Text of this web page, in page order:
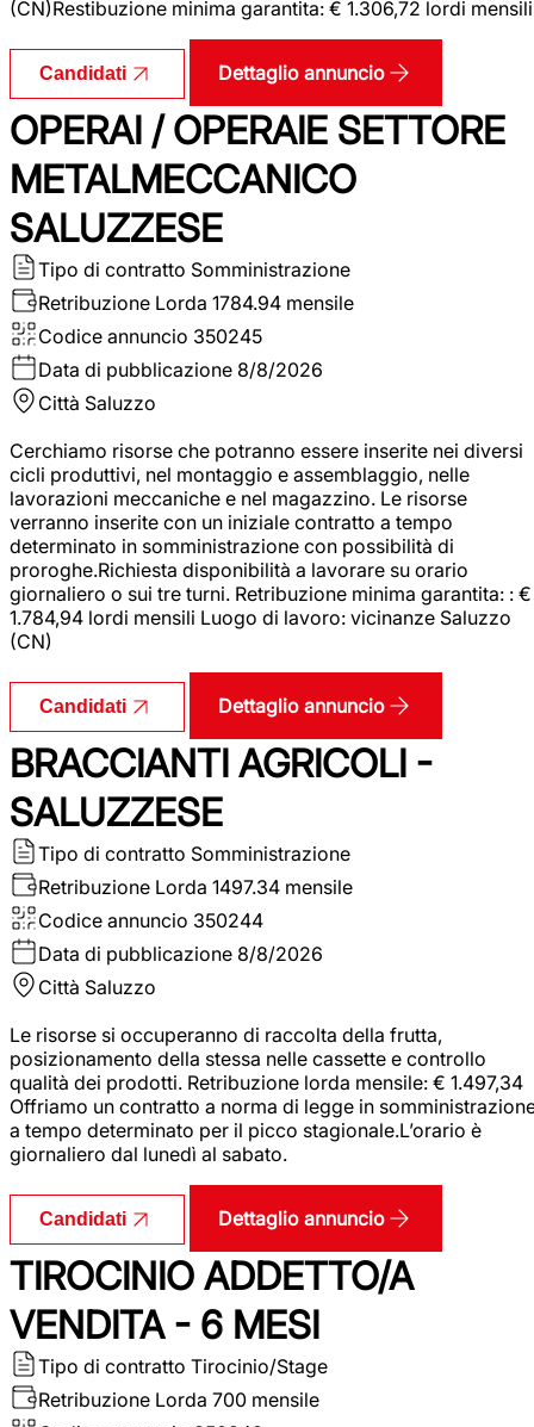
(CN)Restibuzione minima garantita: € 1.306,72 lordi mensili
Candidati Dettaglio annuncio
OPERAI / OPERAIE SETTORE
METALMECCANICO
SALUZZESE
Tipo di contratto Somministrazione
Retribuzione Lorda 1784.94 mensile
Codice annuncio 350245
Data di pubblicazione 8/8/2026
Città Saluzzo
Cerchiamo risorse che potranno essere inserite nei diversi
cicli produttivi, nel montaggio e assemblaggio, nelle
lavorazioni meccaniche e nel magazzino. Le risorse
verranno inserite con un iniziale contratto a tempo
determinato in somministrazione con possibilità di
proroghe.Richiesta disponibilità a lavorare su orario
giornaliero o sui tre turni. Retribuzione minima garantita: : €
1.784,94 lordi mensili Luogo di lavoro: vicinanze Saluzzo
(CN)
Candidati Dettaglio annuncio
BRACCIANTI AGRICOLI -
SALUZZESE
Tipo di contratto Somministrazione
Retribuzione Lorda 1497.34 mensile
Codice annuncio 350244
Data di pubblicazione 8/8/2026
Città Saluzzo
Le risorse si occuperanno di raccolta della frutta,
posizionamento della stessa nelle cassette e controllo
qualità dei prodotti. Retribuzione lorda mensile: € 1.497,34
Offriamo un contratto a norma di legge in
a tempo determinato per il picco stagionale.L’orario è
giornaliero dal lunedì al sabato.
Candidati Dettaglio annuncio
TIROCINIO ADDETTO/A
VENDITA - 6 MESI
Tipo di contratto Tirocinio/Stage
Retribuzione Lorda 700 mensile